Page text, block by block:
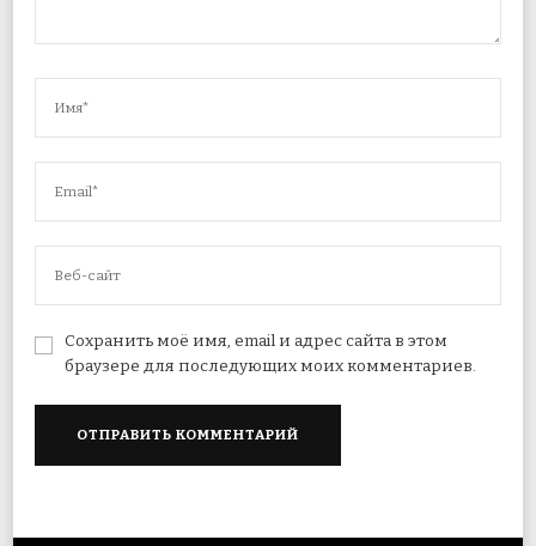
Сохранить моё имя, email и адрес сайта в этом
браузере для последующих моих комментариев.